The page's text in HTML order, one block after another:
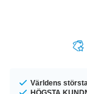
Världens